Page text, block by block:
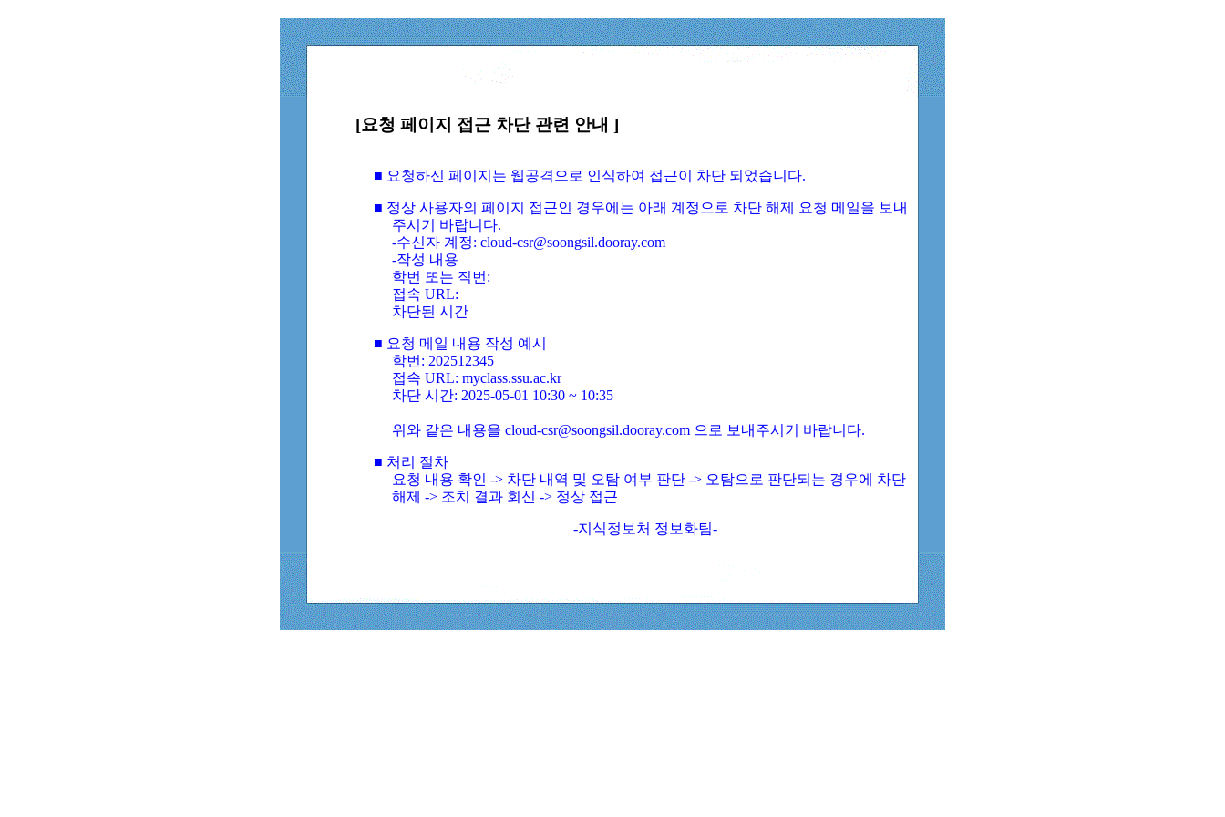
[요청 페이지 접근 차단 관련 안내 ]
■ 요청하신 페이지는 웹공격으로 인식하여 접근이 차단 되었습니다.
■ 정상 사용자의 페이지 접근인 경우에는 아래 계정으로 차단 해제 요청 메일을 보내
주시기 바랍니다.
-수신자 계정: cloud-csr@soongsil.dooray.com
-작성 내용
학번 또는 직번:
접속 URL:
차단된 시간
■ 요청 메일 내용 작성 예시
학번: 202512345
접속 URL: myclass.ssu.ac.kr
차단 시간: 2025-05-01 10:30 ~ 10:35
위와 같은 내용을 cloud-csr@soongsil.dooray.com 으로 보내주시기 바랍니다.
■ 처리 절차
요청 내용 확인 -> 차단 내역 및 오탐 여부 판단 -> 오탐으로 판단되는 경우에 차단
해제 -> 조치 결과 회신 -> 정상 접근
-지식정보처 정보화팀-